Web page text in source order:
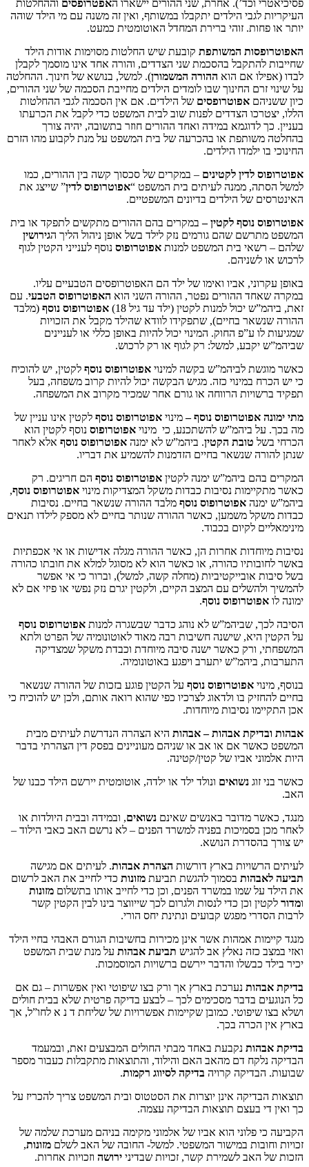
וכד’). אחרת, שני ההורים יישארו האפטרופסיםוההחלטות
הילדים יתקבלו במשותף, ואין זה משנה עם מי הילד שוהה
זוהי ברירת המחדל האוטומטית כמעט.
המשותפתקובעת שיש החלטות מסוימות אודות הילד
בהסכמת שני הצדדים, והורה אחד אינו מוסמך לקבלן
אם הואההורה המשמורן). למשל, בנושא של חינוך. ההחלטה
החינוך שבו לומדים הילדים מחייבת הסכמה של שני ההורים,
אפוטרופסיםשל הילדים. אם אין הסכמה לגבי ההחלטות
הצדדים לפנות שוב לבית המשפט כדי לקבל את הכרעתו
לדוגמא במידה ואחד ההורים חוזר בתשובה, יהיה צורך
או בהכרעה של בית המשפט על מנת לקבוע מהו הזרם
ילמדו הילדים.
לדין לקטינים– במקרים של סכסוך קשה בין ההורים, כמו
ממנה לעיתים בית המשפט “אפוטרופוס לדין” שייצג את
של הילדים בדיונים המשפטיים.
נוסף לקטין –במקרים בהם ההורים מתקשים לתפקד או בית
שהם גורמים נזק לילד בשל אופן ניהול הליך הגירושין
בית המשפט למנותאפוטרופוס נוסף לענייני הקטין לגוף
אביו ואימו של ילד הם האפוטרופסים הטבעיים עליו.
ההורים נפטר, ההורה השני הואהאפוטרופוס הטבעי. עם
יכול למנות לקטין (ילד עד גיל 18)
אפוטרופוס נוסף(מלבד
בחיים), שתפקידו לוודא שהילד מקבל את הזכויות
ע”פ החוק. המינוי יכול להיות באופן כללי או לעניינים
למשל: רק לגוף או רק לרכוש.
לביהמ”ש בקשה למינויאפוטרופוס נוסףלקטין, יש להוכיח
במינוי כזה. מגיש הבקשה יכול להיות קרוב משפחה, בעל
הרווחה או גורם אחר שמכיר מקרוב את המשפחה.
אפוטרופוס נוסף –מינויאפוטרופוס נוסףלקטין אינו עניין של
ביהמ”ש להשתכנע, כי מינויאפוטרופוס נוסף לקטין הוא
טובת הקטין. ביהמ”ש לא ימנהאפוטרופוס נוסףאלא לאחר
שנשאר בחיים הזדמנות להשמיע את דבריו.
ביהמ”ש ימנה לקטיןאפוטרופוס נוסףהם חריגים. רק
נסיבות כבדות משקל המצדיקות מינויאפוטרופוס נוסף,
אפוטרופוס נוסףמלבד ההורה שנשאר בחיים. נסיבות
משמען, כאשר ההורה שנותר בחיים לא מספק לילדו תנאים
לקיום בכבוד.
אחרות הן, כאשר ההורה מגלה אדישות או אי אכפתיות
כהורה, או כאשר הוא לא מסוגל למלא את חובתו כהורה
אובייקטיביות (מחלה קשה, למשל), וברור כי אי אפשר
עם המצב הקיים, ולקטין יגרם נזק נפשי או פיזי אם לא
נוסף.
שביהמ”ש לא נוהג כדבר שבשגרה למנותאפוטרופוס נוסף
שישנה חשיבות רבה מאוד לאוטונומיה של הפרט ולתא
ורק כאשר ישנה סיבה מיוחדת וכבדת משקל שמצדיקה
יתערב ויפגע באוטונומיה.
אפוטרופוס נוסףעל הקטין פוגע בזכות של ההורה שנשאר
בו ולדאוג לצרכיו כפי שהוא רואה אותם, ולכן יש להוכיח כי
נסיבות מיוחדות.
אבהות – אבהותהיא הצהרה הנדרשת לעיתים מבית
אם או אב או שניהם מעוניינים בפסק דין הצהרתי בדבר
אביו של קטין/קטינה.
נשואיםונולד ילד או ילדה, אוטומטית יירשם הילד כבנו של
מדובר באנשים שאינםנשואים, ובמידה ובבית היולדות או
בפניה למשרד הפנים – לא נרשם האב כאבי הילוד –
הנושא.
בארץ דורשותהצהרת אבהות. לעיתים אם מגישה
בסמוך להגשת תביעתמזונותכדי לחייב את האב לרשום
שמו במשרד הפנים, וכן כדי לחייב אותו בתשלוםמזונות
וכן כדי לנסות ולגרום לכך שייווצר בינו לבין הקטין קשר
מפגש קבועים ונתינת יחס הורי.
אמהות אשר אינן מכירות בחשיבות הגורם האבהי בחיי הילד
כזה נאלץ אב להגישתביעת אבהותעל מנת שבית המשפט
כבשלו והדבר יירשם ברשויות המוסמכות.
נערכת בארץ אך ורק בצו שיפוטי ואין אפשרות – גם אם
בדבר מסכימים לכך – לבצע בדיקה פרטית שלא בבית חולים
כמובן שקיימות אפשרויות של שליחת ד נ א לחו”ל, אך
בכך.
נקבעת באחד מבתי החולים המבצעים זאת, ובמעמד
דם מהאב האם והילוד, והתוצאות מתקבלות כעבור מספר
קרויהבדיקה לסיווג רקמות.
אינן יוצרות את הסטטוס ובית המשפט צריך להכריז על
בעצם תוצאות הבדיקה עצמה.
פלוני הוא אביו של אלמוני מקימה בניהם מערכת שלמה של
במישור המשפטי. למשל- החובה של האב לשלםמזונות,
לשמירת קשר, זכויות שבדיניירושהוזכויות אחרות.